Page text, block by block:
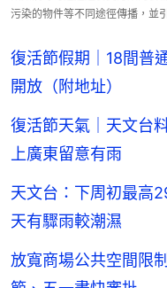
污染的物件等不同途徑傳播，並
復活節假期｜18間普
開放（附地址）
復活節天氣｜天文
上廣東留意有雨
天文台：下周初最
天有驟雨較潮濕
放寬商場公共空間